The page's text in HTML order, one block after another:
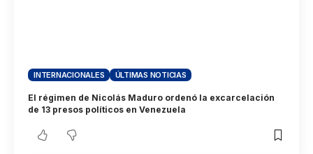
INTERNACIONALES ÚLTIMAS NOTICIAS
El régimen de Nicolás Maduro ordenó la excarcelación
de 13 presos políticos en Venezuela